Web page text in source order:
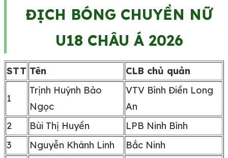
ĐỊCH BÓNG CHUYỀN NỮ
U18 CHÂU Á 2026
STT Tên CLB chủ quản
1
Trịnh Huỳnh Bảo
Ngọc
VTV Bình Điền Long
An
2
Bùi Thị Huyền
LPB Ninh Bình
3
Nguyễn Khánh Linh Bắc Ninh